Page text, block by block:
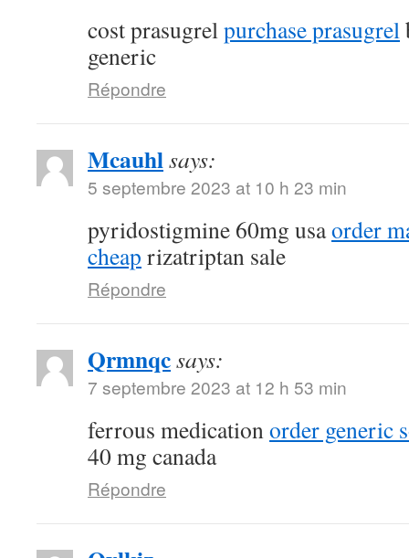
cost prasugrelpurchase prasugrel
generic
Répondre
Mcauhlsays:
5 septembre 2023 at 10 h 23 min
pyridostigmine 60mg usaorder
cheap rizatriptan sale
Répondre
Qrmnqcsays:
7 septembre 2023 at 12 h 53 min
ferrous medicationorder generic
40 mg canada
Répondre